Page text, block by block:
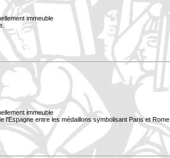
immeuble
immeuble
l'Espagne entre les médaillons symbolisant Paris et Rome.